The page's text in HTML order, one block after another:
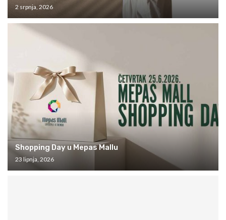
2 srpnja, 2026
Shopping Day u Mepas Mallu
23 lipnja, 2026